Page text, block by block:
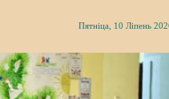
Пятніца, 10 Ліпень